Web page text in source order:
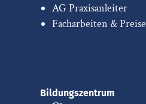
AG Praxisanleiter
Facharbeiten & Preise
Bildungszentrum